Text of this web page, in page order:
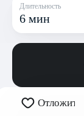
Длительность
6 мин
Отложить